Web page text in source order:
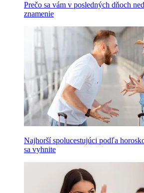
Prečo sa vám v posledných dňoch
znamenie
Najhorší spolucestujúci podľa
sa vyhnite